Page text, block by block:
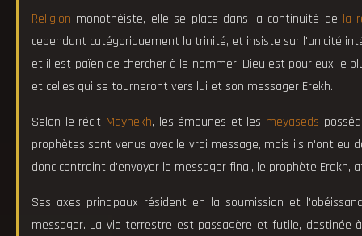
Religion monothéiste, elle se place dans la continuité de la
cependant catégoriquement la trinité, et insiste sur l'unicité
et il est païen de chercher à le nommer. Dieu est pour eux le
et celles qui se tourneront vers lui et son messager Erekh.
Selon le récit Maynekh, les émounes et les meyaseds
prophètes sont venus avec le vrai message, mais ils n'ont eu
donc contraint d'envoyer le messager final, le prophète Erekh,
Ses axes principaux résident en la soumission et
messager. La vie terrestre est passagère et futile, destinée